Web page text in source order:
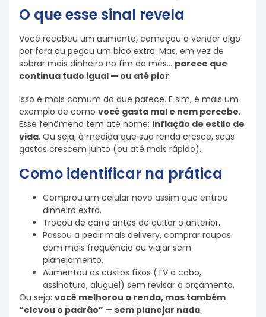
O que esse sinal revela
Você recebeu um aumento, começou a vender algo
por fora ou pegou um bico extra. Mas, em vez de
sobrar mais dinheiro no fim do mês… parece que
continua tudo igual — ou até pior.
Isso é mais comum do que parece. E sim, é mais um
exemplo de como você gasta mal e nem percebe.
Esse fenômeno tem até nome: inflação de estilo de
vida. Ou seja, à medida que sua renda cresce, seus
gastos crescem junto (ou até mais rápido).
Como identificar na prática
Comprou um celular novo assim que entrou
dinheiro extra.
Trocou de carro antes de quitar o anterior.
Passou a pedir mais delivery, comprar roupas
com mais frequência ou viajar sem
planejamento.
Aumentou os custos fixos (TV a cabo,
assinatura, aluguel) sem revisar o orçamento.
Ou seja: você melhorou a renda, mas também
“elevou o padrão” — sem planejar nada.